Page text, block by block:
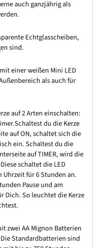
auch ganzjährig als
Echtglasscheiben,
sind.
einer weißen Mini LED
als auch für
auf 2 Arten einschalten:
du die Kerze
auf ON, schaltet sich die
ein. Schaltest du die
auf TIMER, wird die
schaltet die LED
Uhrzeit für 6 Stunden an.
Pause und am
Dich. So leuchtet die Kerze
zwei AA Mignon Batterien
Standardbatterien sind